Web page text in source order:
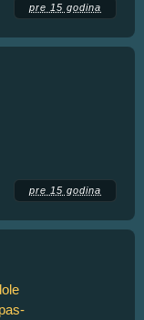
pre 15 godina
pre 15 godina